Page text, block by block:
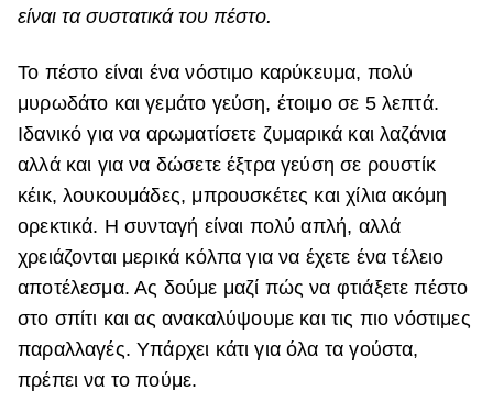
Deco
Green
Αφιερώματα
ΒΟΞ
Χωρίς Ταμπέλες
Women's Forum
είναι τα συστατικά του πέστο.
Το πέστο είναι ένα νόστιμο καρύκευμα, πολύ
μυρωδάτο και γεμάτο γεύση, έτοιμο σε 5 λεπτά.
Ιδανικό για να αρωματίσετε ζυμαρικά και λαζάνια
αλλά και για να δώσετε έξτρα γεύση σε ρουστίκ
κέικ, λουκουμάδες, μπρουσκέτες και χίλια ακόμη
ορεκτικά. Η συνταγή είναι πολύ απλή, αλλά
χρειάζονται μερικά κόλπα για να έχετε ένα τέλειο
αποτέλεσμα. Ας δούμε μαζί πώς να φτιάξετε πέστο
στο σπίτι και ας ανακαλύψουμε και τις πιο νόστιμες
παραλλαγές. Υπάρχει κάτι για όλα τα γούστα,
πρέπει να το πούμε.